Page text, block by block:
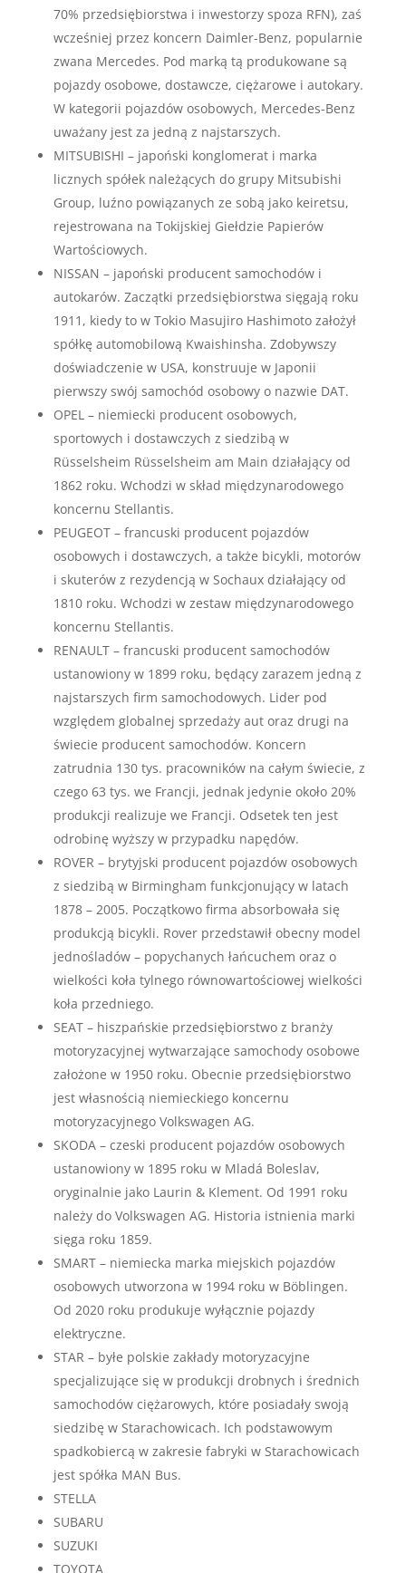
70% przedsiębiorstwa i inwestorzy spoza RFN), zaś
wcześniej przez koncern Daimler-Benz, popularnie
zwana Mercedes. Pod marką tą produkowane są
pojazdy osobowe, dostawcze, ciężarowe i autokary.
W kategorii pojazdów osobowych, Mercedes-Benz
uważany jest za jedną z najstarszych.
MITSUBISHI – japoński konglomerat i marka
licznych spółek należących do grupy Mitsubishi
Group, luźno powiązanych ze sobą jako keiretsu,
rejestrowana na Tokijskiej Giełdzie Papierów
Wartościowych.
NISSAN – japoński producent samochodów i
autokarów. Zaczątki przedsiębiorstwa sięgają roku
1911, kiedy to w Tokio Masujiro Hashimoto założył
spółkę automobilową Kwaishinsha. Zdobywszy
doświadczenie w USA, konstruuje w Japonii
pierwszy swój samochód osobowy o nazwie DAT.
OPEL – niemiecki producent osobowych,
sportowych i dostawczych z siedzibą w
Rüsselsheim Rüsselsheim am Main działający od
1862 roku. Wchodzi w skład międzynarodowego
koncernu Stellantis.
PEUGEOT – francuski producent pojazdów
osobowych i dostawczych, a także bicykli, motorów
i skuterów z rezydencją w Sochaux działający od
1810 roku. Wchodzi w zestaw międzynarodowego
koncernu Stellantis.
RENAULT – francuski producent samochodów
ustanowiony w 1899 roku, będący zarazem jedną z
najstarszych firm samochodowych. Lider pod
względem globalnej sprzedaży aut oraz drugi na
świecie producent samochodów. Koncern
zatrudnia 130 tys. pracowników na całym świecie, z
czego 63 tys. we Francji, jednak jedynie około 20%
produkcji realizuje we Francji. Odsetek ten jest
odrobinę wyższy w przypadku napędów.
ROVER – brytyjski producent pojazdów osobowych
z siedzibą w Birmingham funkcjonujący w latach
1878 – 2005. Początkowo firma absorbowała się
produkcją bicykli. Rover przedstawił obecny model
jednośladów – popychanych łańcuchem oraz o
wielkości koła tylnego równowartościowej wielkości
koła przedniego.
SEAT – hiszpańskie przedsiębiorstwo z branży
motoryzacyjnej wytwarzające samochody osobowe
założone w 1950 roku. Obecnie przedsiębiorstwo
jest własnością niemieckiego koncernu
motoryzacyjnego Volkswagen AG.
SKODA – czeski producent pojazdów osobowych
ustanowiony w 1895 roku w Mladá Boleslav,
oryginalnie jako Laurin & Klement. Od 1991 roku
należy do Volkswagen AG. Historia istnienia marki
sięga roku 1859.
SMART – niemiecka marka miejskich pojazdów
osobowych utworzona w 1994 roku w Böblingen.
Od 2020 roku produkuje wyłącznie pojazdy
elektryczne.
STAR – byłe polskie zakłady motoryzacyjne
specjalizujące się w produkcji drobnych i średnich
samochodów ciężarowych, które posiadały swoją
siedzibę w Starachowicach. Ich podstawowym
spadkobiercą w zakresie fabryki w Starachowicach
jest spółka MAN Bus.
STELLA
SUBARU
SUZUKI
TOYOTA